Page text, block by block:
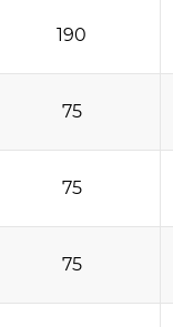
190
75
75
75